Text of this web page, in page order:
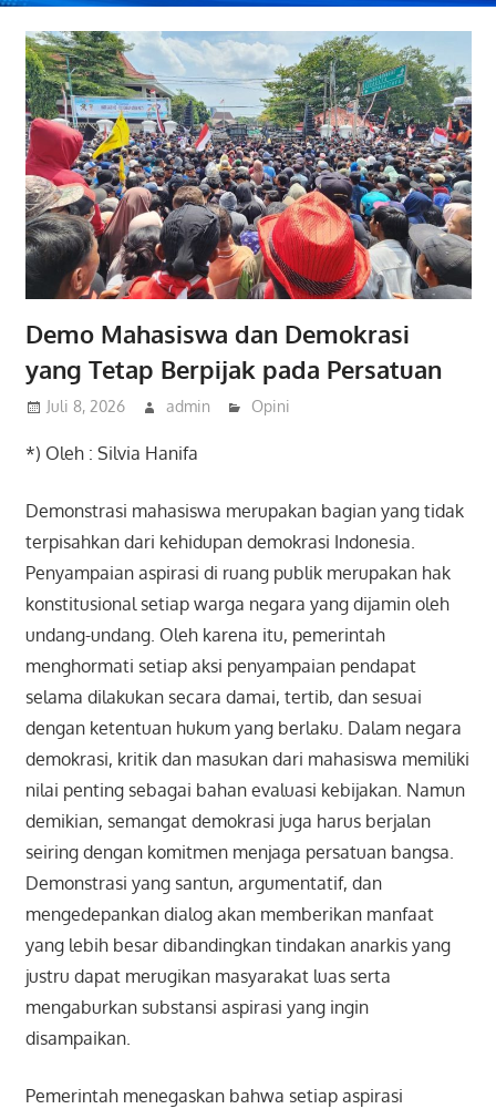
Demo Mahasiswa dan Demokrasi
yang Tetap Berpijak pada Persatuan
Juli 8, 2026 admin Opini
*) Oleh : Silvia Hanifa
Demonstrasi mahasiswa merupakan bagian yang tidak
terpisahkan dari kehidupan demokrasi Indonesia.
Penyampaian aspirasi di ruang publik merupakan hak
konstitusional setiap warga negara yang dijamin oleh
undang-undang. Oleh karena itu, pemerintah
menghormati setiap aksi penyampaian pendapat
selama dilakukan secara damai, tertib, dan sesuai
dengan ketentuan hukum yang berlaku. Dalam negara
demokrasi, kritik dan masukan dari mahasiswa memiliki
nilai penting sebagai bahan evaluasi kebijakan. Namun
demikian, semangat demokrasi juga harus berjalan
seiring dengan komitmen menjaga persatuan bangsa.
Demonstrasi yang santun, argumentatif, dan
mengedepankan dialog akan memberikan manfaat
yang lebih besar dibandingkan tindakan anarkis yang
justru dapat merugikan masyarakat luas serta
mengaburkan substansi aspirasi yang ingin
disampaikan.
Pemerintah menegaskan bahwa setiap aspirasi